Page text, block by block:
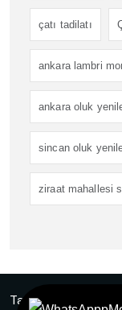
çatı tadilatı
ankara lambri
ankara oluk
sincan oluk
ziraat mahallesi
Tasarım